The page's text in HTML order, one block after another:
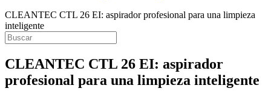
CLEANTEC CTL 26 EI: aspirador profesional para una limpieza
inteligente
CLEANTEC CTL 26 EI: aspirador
profesional para una limpieza inteligente